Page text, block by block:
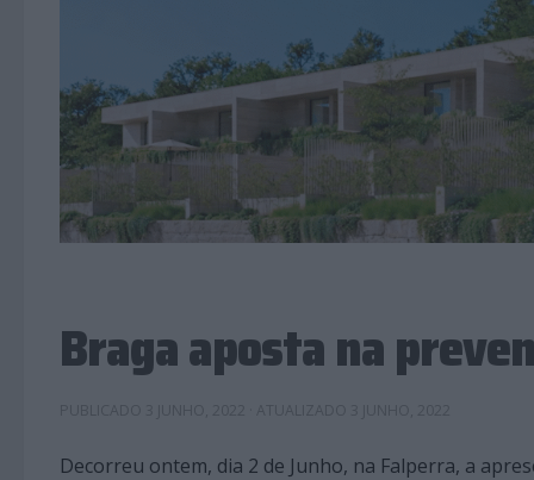
Braga aposta na
Decorreu ontem, dia 2 de Junho, na Falperra, a